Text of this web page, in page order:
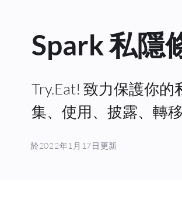
Spark 私隱
Try.Eat! 致力保護你
集、使用、披露、轉
於2022年1月17日更新